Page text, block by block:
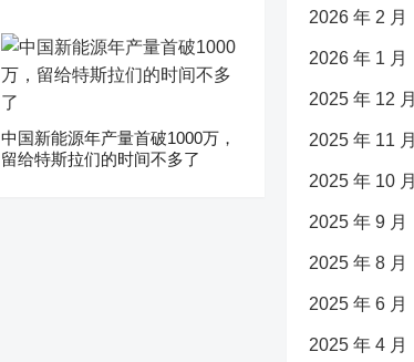
中国新能源年产量首破1000万，
留给特斯拉们的时间不多了
2026 年 2 月
2026 年 1 月
2025 年 12 月
2025 年 11 月
2025 年 10 月
2025 年 9 月
2025 年 8 月
2025 年 6 月
2025 年 4 月